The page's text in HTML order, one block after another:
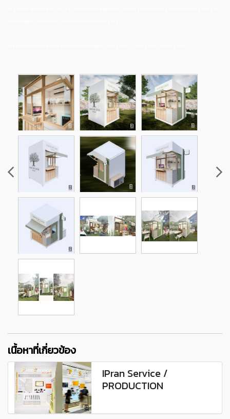
เนื้อหาที่เกี่ยวข้อง
IPran Service /
PRODUCTION